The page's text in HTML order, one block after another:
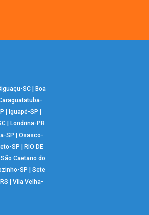
SC| Boa
| Iguapé-SP |
| Londrina-PR
SP | Osasco-
SP | RIO DE
São Caetano do
SP | Sete
| Vila Velha-